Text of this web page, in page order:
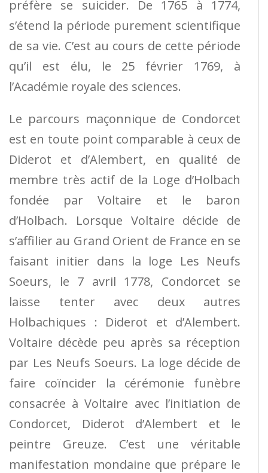
préfère se suicider. De 1765 à 1774,
s’étend la période purement scientifique
de sa vie. C’est au cours de cette période
qu’il est élu, le 25 février 1769, à
l’Académie royale des sciences.
Le parcours maçonnique de Condorcet
est en toute point comparable à ceux de
Diderot et d’Alembert, en qualité de
membre très actif de la Loge d’Holbach
fondée par Voltaire et le baron
d’Holbach. Lorsque Voltaire décide de
s’affilier au Grand Orient de France en se
faisant initier dans la loge Les Neufs
Soeurs, le 7 avril 1778, Condorcet se
laisse tenter avec deux autres
Holbachiques : Diderot et d’Alembert.
Voltaire décède peu après sa réception
par Les Neufs Soeurs. La loge décide de
faire coïncider la cérémonie funèbre
consacrée à Voltaire avec l’initiation de
Condorcet, Diderot d’Alembert et le
peintre Greuze. C’est une véritable
manifestation mondaine que prépare le